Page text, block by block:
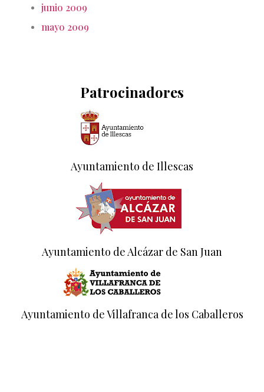
junio 2009
mayo 2009
Patrocinadores
Ayuntamiento de Illescas
Ayuntamiento de Alcázar de San Juan
Ayuntamiento de Villafranca de los Caballeros